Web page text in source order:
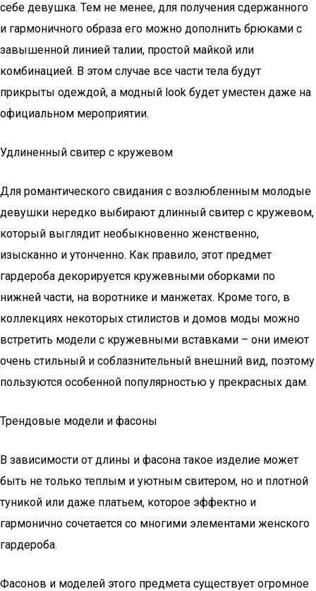
себе девушка. Тем не менее, для получения сдержанного
и гармоничного образа его можно дополнить брюками с
завышенной линией талии, простой майкой или
комбинацией. В этом случае все части тела будут
прикрыты одеждой, а модный look будет уместен даже на
официальном мероприятии.
Удлиненный свитер с кружевом
Для романтического свидания с возлюбленным молодые
девушки нередко выбирают длинный свитер с кружевом,
который выглядит необыкновенно женственно,
изысканно и утонченно. Как правило, этот предмет
гардероба декорируется кружевными оборками по
нижней части, на воротнике и манжетах. Кроме того, в
коллекциях некоторых стилистов и домов моды можно
встретить модели с кружевными вставками – они имеют
очень стильный и соблазнительный внешний вид, поэтому
пользуются особенной популярностью у прекрасных дам.
Трендовые модели и фасоны
В зависимости от длины и фасона такое изделие может
быть не только теплым и уютным свитером, но и плотной
туникой или даже платьем, которое эффектно и
гармонично сочетается со многими элементами женского
гардероба.
Фасонов и моделей этого предмета существует огромное